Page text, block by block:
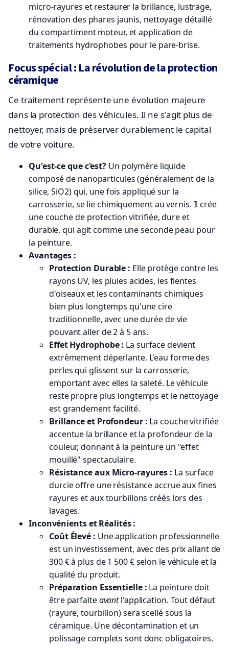
micro-rayures et restaurer la brillance, lustrage,
rénovation des phares jaunis, nettoyage détaillé
du compartiment moteur, et application de
traitements hydrophobes pour le pare-brise.
Focus spécial : La révolution de la protection
céramique
Ce traitement représente une évolution majeure
dans la protection des véhicules. Il ne s'agit plus de
nettoyer, mais de préserver durablement le capital
de votre voiture.
Qu'est-ce que c'est? Un polymère liquide
composé de nanoparticules (généralement de la
silice, SiO2​) qui, une fois appliqué sur la
carrosserie, se lie chimiquement au vernis. Il crée
une couche de protection vitrifiée, dure et
durable, qui agit comme une seconde peau pour
la peinture.
Avantages :
Protection Durable : Elle protège contre les
rayons UV, les pluies acides, les fientes
d'oiseaux et les contaminants chimiques
bien plus longtemps qu'une cire
traditionnelle, avec une durée de vie
pouvant aller de 2 à 5 ans.
Effet Hydrophobe : La surface devient
extrêmement déperlante. L'eau forme des
perles qui glissent sur la carrosserie,
emportant avec elles la saleté. Le véhicule
reste propre plus longtemps et le nettoyage
est grandement facilité.
Brillance et Profondeur : La couche vitrifiée
accentue la brillance et la profondeur de la
couleur, donnant à la peinture un "effet
mouillé" spectaculaire.
Résistance aux Micro-rayures : La surface
durcie offre une résistance accrue aux fines
rayures et aux tourbillons créés lors des
lavages.
Inconvénients et Réalités :
Coût Élevé : Une application professionnelle
est un investissement, avec des prix allant de
300 € à plus de 1 500 € selon le véhicule et la
qualité du produit.
Préparation Essentielle : La peinture doit
être parfaiteavantl'application. Tout défaut
(rayure, tourbillon) sera scellé sous la
céramique. Une décontamination et un
polissage complets sont donc obligatoires.